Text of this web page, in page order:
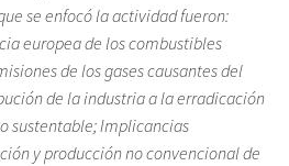
se enfocó la actividad fueron:
europea de los combustibles
de los gases causantes del
de la industria a la erradicación
sustentable; Implicancias
y producción no convencional de